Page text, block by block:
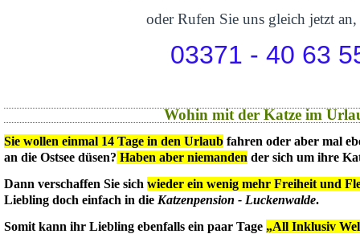
oder Rufen Sie uns gleich jetzt an,
03371 - 40 63
Wohin mit der Katze im
Sie wollen einmal 14 Tage in den Urlaub fahren oder aber mal
an die Ostsee düsen? Haben aber niemanden der sich um ihre
Dann verschaffen Sie sich wieder ein wenig mehr Freiheit und
Liebling doch einfach in die Katzenpension - Luckenwalde.
Somit kann ihr Liebling ebenfalls ein paar Tage „All Inklusiv